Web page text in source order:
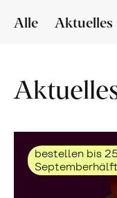
Alle Aktuelles
bestellen bis